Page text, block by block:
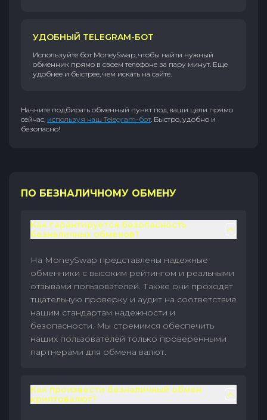
УДОБНЫЙ TELEGRAM-БОТ
Используйте бот MoneySwap, чтобы найти нужный
обменник прямо в своем телефоне за пару минут. Еще
удобнее и быстрее, чем искать на сайте.
Начните подбирать обменный пункт под ваши цели прямо
сейчас, используя наш Telegram-бот. Быстро, удобно и
безопасно!
ПО БЕЗНАЛИЧНОМУ ОБМЕНУ
Как гарантируется безопасность
безналичных обменов?
На MoneySwap представлены надежные
обменники с высоким рейтингом и реальными
отзывами пользователей. Также они проходят
тщательную проверку и аудит на соответствие
нашим стандартам надежности и
безопасности. Мы стремимся обеспечить
наших пользователей только проверенными
партнерами для обмена валют.
Как произвести безналичный обмен
криптовалют?